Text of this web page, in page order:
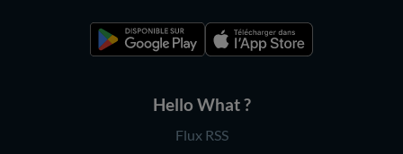
Hello What ?
Flux RSS